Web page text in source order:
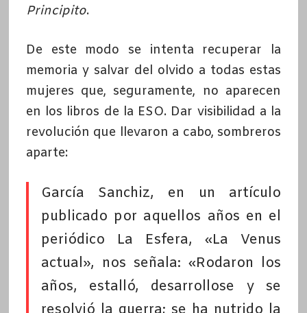
Principito.
De este modo se intenta recuperar la
memoria y salvar del olvido a todas estas
mujeres que, seguramente, no aparecen
en los libros de la ESO. Dar visibilidad a la
revolución que llevaron a cabo, sombreros
aparte:
García Sanchiz, en un artículo
publicado por aquellos años en el
periódico La Esfera, «La Venus
actual», nos señala: «Rodaron los
años, estalló, desarrollose y se